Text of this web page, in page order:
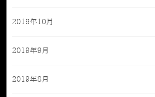
2019年10月
2019年9月
2019年8月